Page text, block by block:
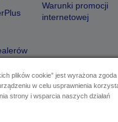
Warunki promocji
internetowej
plików cookie” jest wyrażona zgoda
w celu usprawnienia
strony i wsparcia naszych działań